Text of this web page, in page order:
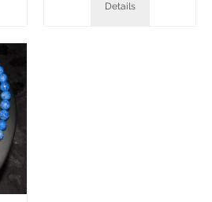
Details